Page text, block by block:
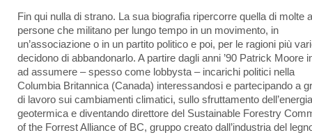
Fin qui nulla di strano. La sua biografia ripercorre quella di molte
persone che militano per lungo tempo in un movimento, in
un’associazione o in un partito politico e poi, per le ragioni più
decidono di abbandonarlo. A partire dagli anni ’90 Patrick Moore
ad assumere – spesso come lobbysta – incarichi politici nella
Columbia Britannica (Canada) interessandosi e partecipando a
di lavoro sui cambiamenti climatici, sullo sfruttamento dell’energia
geotermica e diventando direttore del Sustainable Forestry
of the Forrest Alliance of BC, gruppo creato dall’industria del